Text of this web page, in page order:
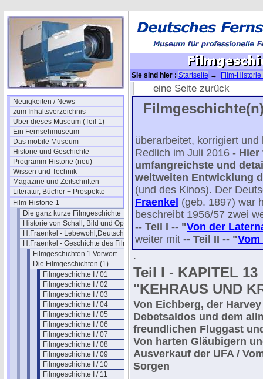
Neuigkeiten / News
zum Inhaltsverzeichnis
Über dieses Museum (Teil 1)
Ein Fernsehmuseum
Das mobile Museum
Historie und Geschichte
Programm-Historie (neu)
Wissen und Technik
Magazine und Zeitschriften
Literatur, Bücher + Prospekte
Film-Historie 1
Die ganz kurze Filmgeschichte
Historie von Schall, Bild und Optik
H.Fraenkel - Lebewohl,Deutschland
H.Fraenkel - Geschichte des Films 1
Filmgeschichten 1 Vorwort
Die Filmgeschichten (1)
Filmgeschichte I / 01
Filmgeschichte I / 02
Filmgeschichte I / 03
Filmgeschichte I / 04
Filmgeschichte I / 05
Filmgeschichte I / 06
Filmgeschichte I / 07
Filmgeschichte I / 08
Filmgeschichte I / 09
Filmgeschichte I / 10
Filmgeschichte I / 11
Sie sind hier : Startseite →
Film-Historie
(1)→ Filmgeschichte I / 13
eine Seite zurück
überarbeitet, korrigiert
Redlich im Juli 2016 - Hier
umfangreichste und
weltweiten Entwicklung
(und des Kinos). Der
Fraenkel (geb. 1897) war
beschreibt 1956/57 zwei
-- Teil I -- "Von der
weiter mit -- Teil II -- "
.
Teil I - KAPITEL 13
"KEHRAUS UND
Von Eichberg, der
Debetsaldos und dem
freundlichen Fluggast
Von harten Gläubigern
Ausverkauf der UFA /
Sorgen